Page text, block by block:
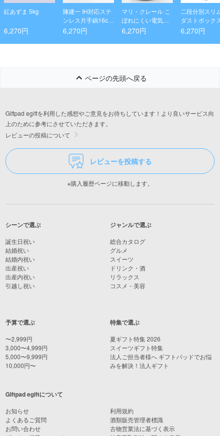
紅あずま 5kg
6,270円
陳建一 IH対応ステ
ンレス片手鍋16cm
&両手鍋20cm
6,270円
マリ・クレール こ
ぼれにくい電気ケ
トル1.0L
6,270円
二段分別スリ
ダストボック
1L）
6,270円
ページの先頭へ戻る
Giftpad egiftを利用した感想やご意見をお待ちしています！より良いサービス向
上のために参考にさせていただきます。
レビューの投稿について
レビューを投稿する
※購入履歴ページに移動します。
シーンで選ぶ
誕生日祝い
結婚祝い
結婚内祝い
出産祝い
出産内祝い
引越し祝い
予算で選ぶ
〜2,999円
3,000〜4,999円
5,000〜9,999円
10,000円〜
ジャンルで選ぶ
総合カタログ
グルメ
スイーツ
ドリンク・酒
リラックス
コスメ・美容
特集で選ぶ
夏ギフト特集 2026
スイーツギフト特集
法人ご担当者様へ ギフトパッドでお悩
みを解決！法人ギフト
Giftpad egiftについて
お知らせ
よくあるご質問
お問い合わせ
利用規約
酒類販売管理者標識
古物営業法に基づく表示